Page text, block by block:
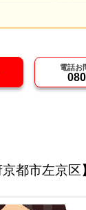
電話お
都市左京区